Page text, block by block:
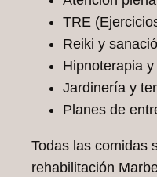
TRE
Reiki y
Hipnoterapia
Jardinería y
Planes de
Todas las comidas
rehabilitación